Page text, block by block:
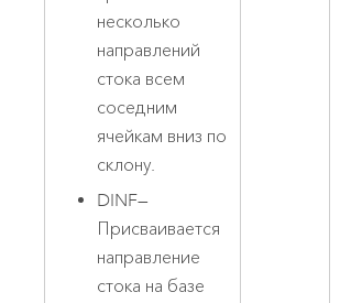
несколько
направлений
стока всем
соседним
ячейкам вниз по
склону.
DINF—
Присваивается
направление
стока на базе